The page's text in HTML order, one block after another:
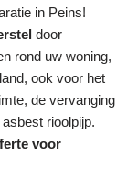
in Peins!
door
rond uw woning,
ook voor het
de vervanging
rioolpijp.
voor